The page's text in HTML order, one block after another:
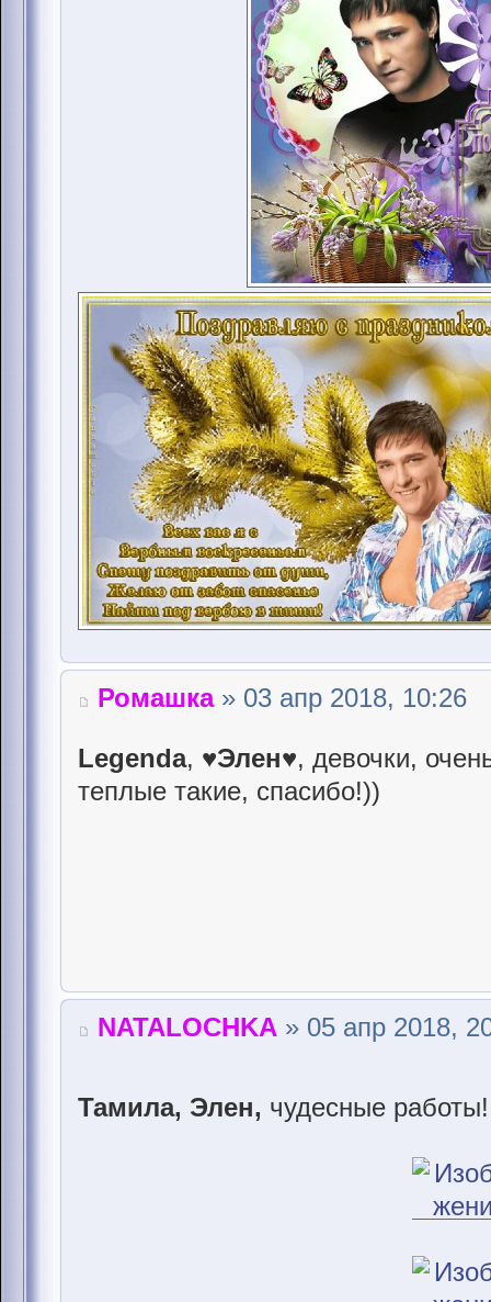
Ромашка» 03 апр 2018, 10:26
Legenda, ♥Элен♥, девочки,
теплые такие, спасибо!))
NATALOCHKA » 05 апр 2018,
Тамила, Элен, чудесные